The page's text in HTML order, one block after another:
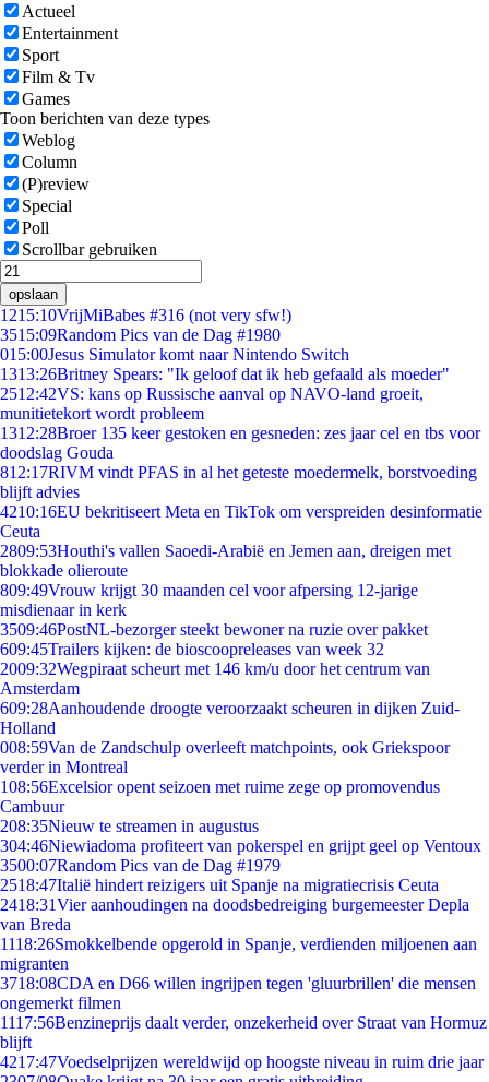
Actueel
Entertainment
Sport
Film & Tv
Games
Toon berichten van deze types
Weblog
Column
(P)review
Special
Poll
Scrollbar gebruiken
opslaan
1215:10VrijMiBabes #316 (not very sfw!)
3515:09Random Pics van de Dag #1980
015:00Jesus Simulator komt naar Nintendo Switch
1313:26Britney Spears: "Ik geloof dat ik heb gefaald als moeder"
2512:42VS: kans op Russische aanval op NAVO-land groeit,
munitietekort wordt probleem
1312:28Broer 135 keer gestoken en gesneden: zes jaar cel en tbs voor
doodslag Gouda
812:17RIVM vindt PFAS in al het geteste moedermelk, borstvoeding
blijft advies
4210:16EU bekritiseert Meta en TikTok om verspreiden desinformatie
Ceuta
2809:53Houthi's vallen Saoedi-Arabië en Jemen aan, dreigen met
blokkade olieroute
809:49Vrouw krijgt 30 maanden cel voor afpersing 12-jarige
misdienaar in kerk
3509:46PostNL-bezorger steekt bewoner na ruzie over pakket
609:45Trailers kijken: de bioscoopreleases van week 32
2009:32Wegpiraat scheurt met 146 km/u door het centrum van
Amsterdam
609:28Aanhoudende droogte veroorzaakt scheuren in dijken Zuid-
Holland
008:59Van de Zandschulp overleeft matchpoints, ook Griekspoor
verder in Montreal
108:56Excelsior opent seizoen met ruime zege op promovendus
Cambuur
208:35Nieuw te streamen in augustus
304:46Niewiadoma profiteert van pokerspel en grijpt geel op Ventoux
3500:07Random Pics van de Dag #1979
2518:47Italië hindert reizigers uit Spanje na migratiecrisis Ceuta
2418:31Vier aanhoudingen na doodsbedreiging burgemeester Depla
van Breda
1118:26Smokkelbende opgerold in Spanje, verdienden miljoenen aan
migranten
3718:08CDA en D66 willen ingrijpen tegen 'gluurbrillen' die mensen
ongemerkt filmen
1117:56Benzineprijs daalt verder, onzekerheid over Straat van Hormuz
blijft
4217:47Voedselprijzen wereldwijd op hoogste niveau in ruim drie jaar